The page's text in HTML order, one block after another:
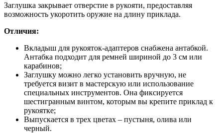
Заглушка закрывает отверстие в рукояти, предоставляя
возможность укоротить оружие на длину приклада.
Отличия:
Вкладыш для рукояток-адаптеров снабжена антабкой.
Антабка подходит для ремней шириной до 3 см или
карабинов;
Заглушку можно легко установить вручную, не
требуется визит в мастерскую или использование
специальных инструментов. Она фиксируется
шестигранным винтом, которым вы крепите приклад к
рукоятке;
Выпускается в трех цветах – пустыня, олива или
черный.